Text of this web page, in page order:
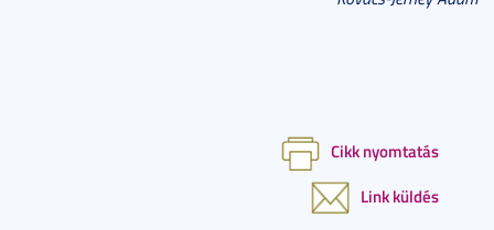
Cikk nyomtatás
Link küldés